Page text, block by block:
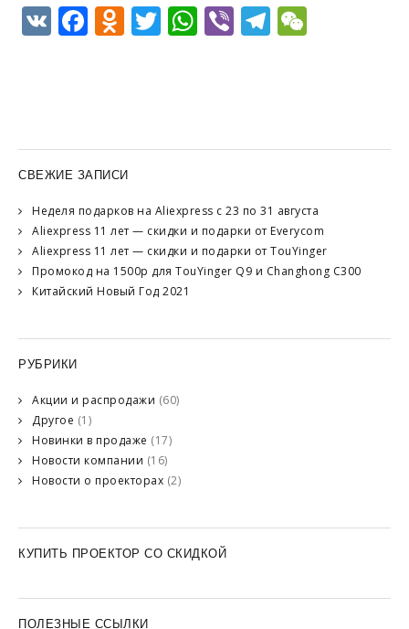
VKFacebook
Odnoklassniki
Twitter
WhatsApp
ViberTelegram
СВЕЖИЕ ЗАПИСИ
Неделя подарков на Aliexpress с 23 по 31 августа
Aliexpress 11 лет — скидки и подарки от Everycom
Aliexpress 11 лет — скидки и подарки от TouYinger
Промокод на 1500р для TouYinger Q9 и Changhong C300
Китайский Новый Год 2021
РУБРИКИ
Акции и распродажи (60)
Другое (1)
Новинки в продаже (17)
Новости компании (16)
Новости о проекторах (2)
КУПИТЬ ПРОЕКТОР СО СКИДКОЙ
ПОЛЕЗНЫЕ ССЫЛКИ